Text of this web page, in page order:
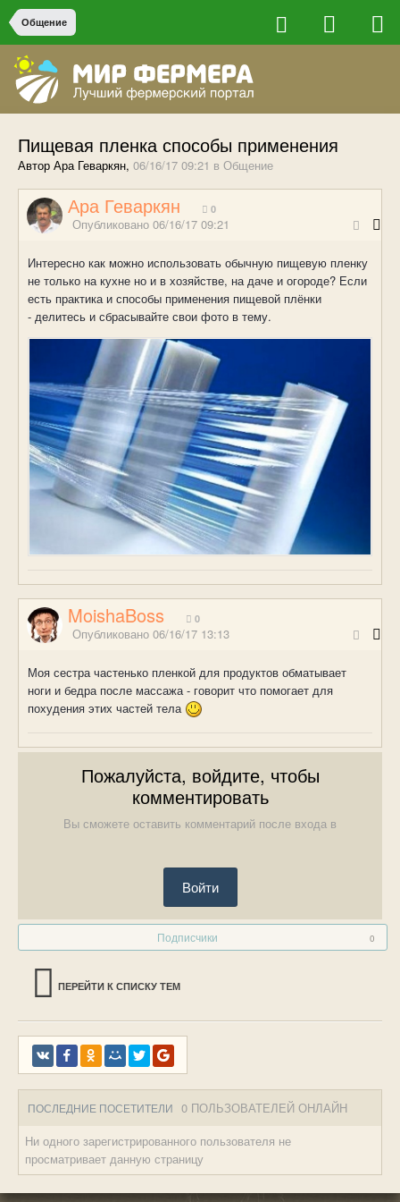
Общение
Пищевая пленка способы применения
Автор Ара Геваркян, 06/16/17 09:21 в Общение
Ара Геваркян 0
Опубликовано 06/16/17 09:21
Интересно как можно использовать обычную пищевую пленку
не только на кухне но и в хозяйстве, на даче и огороде? Если
есть практика и способы применения пищевой плёнки
- делитесь и сбрасывайте свои фото в тему.
MoishaBoss 0
Опубликовано 06/16/17 13:13
Моя сестра частенько пленкой для продуктов обматывает
ноги и бедра после массажа - говорит что помогает для
похудения этих частей тела
Пожалуйста, войдите, чтобы
комментировать
Вы сможете оставить комментарий после входа в
Войти
Подписчики 0
ПЕРЕЙТИ К СПИСКУ ТЕМ
ПОСЛЕДНИЕ ПОСЕТИТЕЛИ 0 ПОЛЬЗОВАТЕЛЕЙ ОНЛАЙН
Ни одного зарегистрированного пользователя не
просматривает данную страницу